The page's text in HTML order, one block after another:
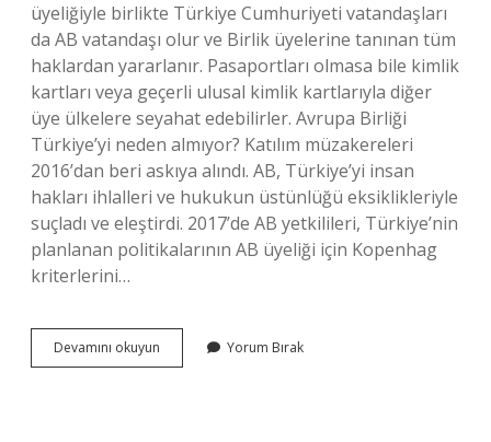
üyeliğiyle birlikte Türkiye Cumhuriyeti vatandaşları
da AB vatandaşı olur ve Birlik üyelerine tanınan tüm
haklardan yararlanır. Pasaportları olmasa bile kimlik
kartları veya geçerli ulusal kimlik kartlarıyla diğer
üye ülkelere seyahat edebilirler. Avrupa Birliği
Türkiye’yi neden almıyor? Katılım müzakereleri
2016’dan beri askıya alındı. AB, Türkiye’yi insan
hakları ihlalleri ve hukukun üstünlüğü eksiklikleriyle
suçladı ve eleştirdi. 2017’de AB yetkilileri, Türkiye’nin
planlanan politikalarının AB üyeliği için Kopenhag
kriterlerini…
Devamını okuyun
Birliği
Yorum Bırak